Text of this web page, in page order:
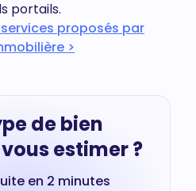
portails.
proposés par
>
de bien
estimer ?
en 2 minutes